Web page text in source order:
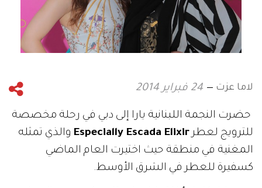
لاما عزت 24 فبراير 2014
حضرت النجمة اللبنانية يارا إلى دبي في رحلة مخصصة
للترويج لعطرEspecially Escada Elixir والذي تمثله
المغنية في منطقة حيث اختيرت العام الماضي
كسفيرة للعطر في الشرق الأوسط.